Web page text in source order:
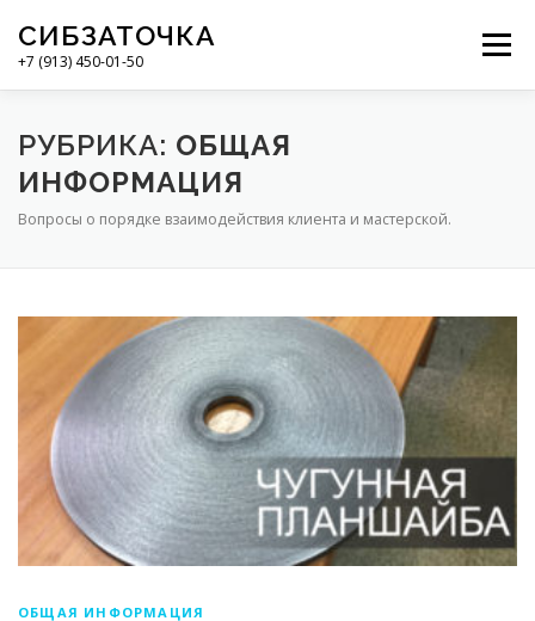
СИБЗАТОЧКА
+7 (913) 450-01-50
Меню
В НАЧАЛО О НАС УСЛУГИ
ВАШ МАСТЕР НОВОСТИ КОНТАКТЫ
РУБРИКА: ОБЩАЯ
ИНФОРМАЦИЯ
Вопросы о порядке взаимодействия клиента и мастерской.
ОБЩАЯ ИНФОРМАЦИЯ